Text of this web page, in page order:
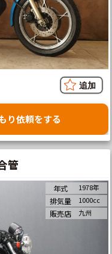
り依頼をする
管
年式 1978年
排気量 1000cc
販売店 九州